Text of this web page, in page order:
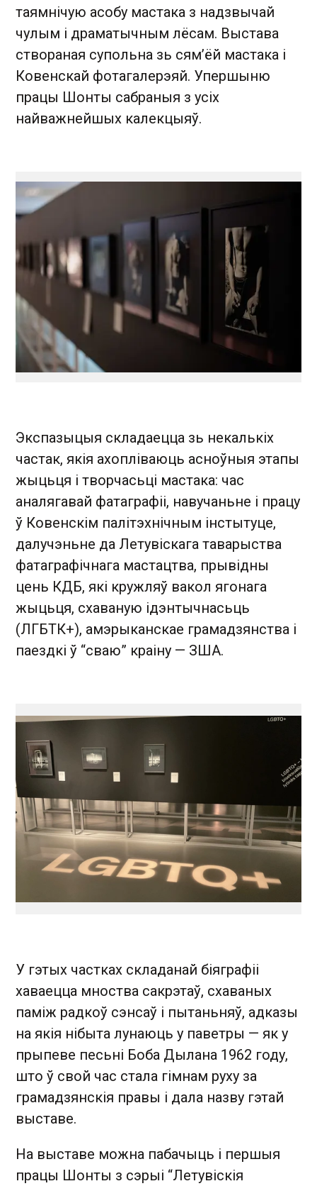
таямнічую асобу мастака з надзвычай
чулым і драматычным лёсам. Выстава
створаная супольна зь сям’ёй мастака і
Ковенскай фотагалерэяй. Упершыню
працы Шонты сабраныя з усіх
найважнейшых калекцыяў.
Экспазыцыя складаецца зь некалькіх
частак, якія ахопліваюць асноўныя этапы
жыцьця і творчасьці мастака: час
аналягавай фатаграфіі, навучаньне і працу
ў Ковенскім палітэхнічным інстытуце,
далучэньне да Летувіскага таварыства
фатаграфічнага мастацтва, прывідны
цень КДБ, які кружляў вакол ягонага
жыцьця, схаваную ідэнтычнасьць
(ЛГБТК+), амэрыканскае грамадзянства і
паездкі ў “сваю” краіну — ЗША.
У гэтых частках складанай біяграфіі
хаваецца мноства сакрэтаў, схаваных
паміж радкоў сэнсаў і пытаньняў, адказы
на якія нібыта лунаюць у паветры — як у
прыпеве песьні Боба Дылана 1962 году,
што ў свой час стала гімнам руху за
грамадзянскія правы і дала назву гэтай
выставе.
На выставе можна пабачыць і першыя
працы Шонты з сэрыі “Летувіскія